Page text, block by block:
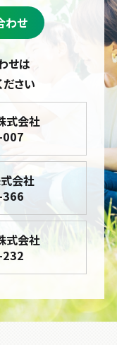
わせ
せは
さい
式会社
007
会社
366
式会社
232